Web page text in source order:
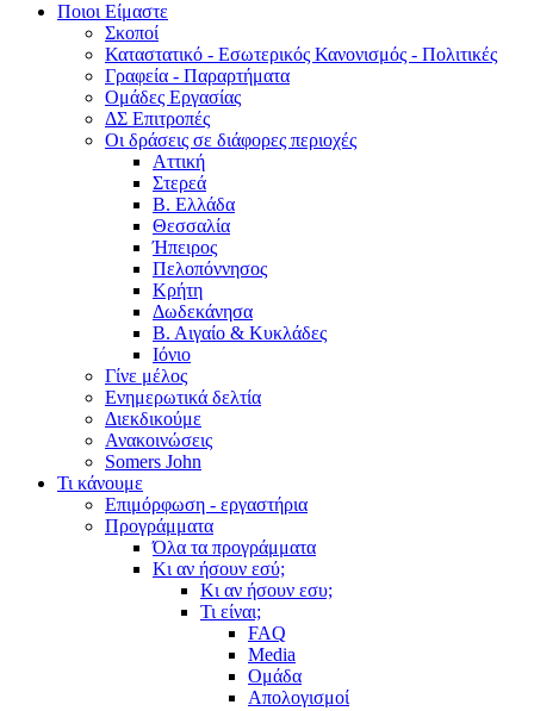
Ποιοι Είμαστε
Σκοποί
Καταστατικό - Εσωτερικός Κανονισμός - Πολιτικές
Γραφεία - Παραρτήματα
Ομάδες Εργασίας
ΔΣ Επιτροπές
Οι δράσεις σε διάφορες περιοχές
Αττική
Στερεά
Β. Ελλάδα
Θεσσαλία
Ήπειρος
Πελοπόννησος
Κρήτη
Δωδεκάνησα
Β. Αιγαίο & Κυκλάδες
Ιόνιο
Γίνε μέλος
Ενημερωτικά δελτία
Διεκδικούμε
Ανακοινώσεις
Somers John
Τι κάνουμε
Επιμόρφωση - εργαστήρια
Προγράμματα
Όλα τα προγράμματα
Κι αν ήσουν εσύ;
Κι αν ήσουν εσυ;
Τι είναι;
FAQ
Media
Ομάδα
Απολογισμοί